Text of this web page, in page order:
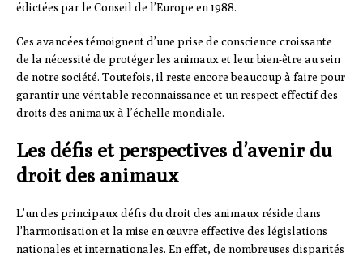
édictées par le Conseil de l’Europe en 1988.
Ces avancées témoignent d’une prise de conscience croissante
de la nécessité de protéger les animaux et leur bien-être au sein
de notre société. Toutefois, il reste encore beaucoup à faire pour
garantir une véritable reconnaissance et un respect effectif des
droits des animaux à l’échelle mondiale.
Les défis et perspectives d’avenir du
droit des animaux
L’un des principaux défis du droit des animaux réside dans
l’harmonisation et la mise en œuvre effective des législations
nationales et internationales. En effet, de nombreuses disparités